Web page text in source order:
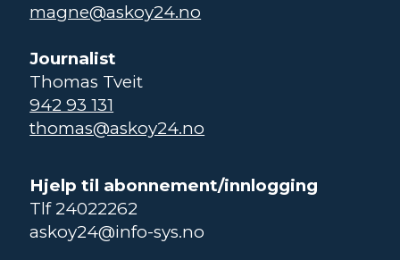
magne@askoy24.no
Journalist
Thomas Tveit
942 93 131
thomas@askoy24.no
Hjelp til abonnement/innlogging
Tlf 24022262
askoy24@info-sys.no